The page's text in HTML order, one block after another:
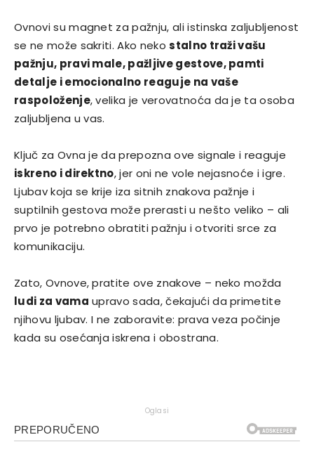
Ovnovi su magnet za pažnju, ali istinska zaljubljenost
se ne može sakriti. Ako nekostalno traži vašu
pažnju, pravi male, pažljive gestove, pamti
detalje i emocionalno reaguje na vaše
raspoloženje, velika je verovatnoća da je ta osoba
zaljubljena u vas.
Ključ za Ovna je da prepozna ove signale i reaguje
iskreno i direktno, jer oni ne vole nejasnoće i igre.
Ljubav koja se krije iza sitnih znakova pažnje i
suptilnih gestova može prerasti u nešto veliko – ali
prvo je potrebno obratiti pažnju i otvoriti srce za
komunikaciju.
Zato, Ovnove, pratite ove znakove – neko možda
ludi za vama upravo sada, čekajući da primetite
njihovu ljubav. I ne zaboravite: prava veza počinje
kada su osećanja iskrena i obostrana.
Oglasi